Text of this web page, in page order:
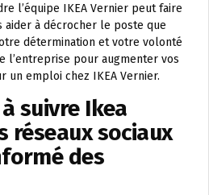
l’équipe IKEA Vernier peut faire
à décrocher le poste que
détermination et votre volonté
l’entreprise pour augmenter vos
un emploi chez IKEA Vernier.
suivre Ikea
réseaux sociaux
des